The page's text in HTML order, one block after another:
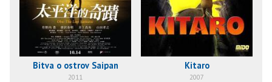
Bitva o ostrov Saipan
2011
Kitaro
2007